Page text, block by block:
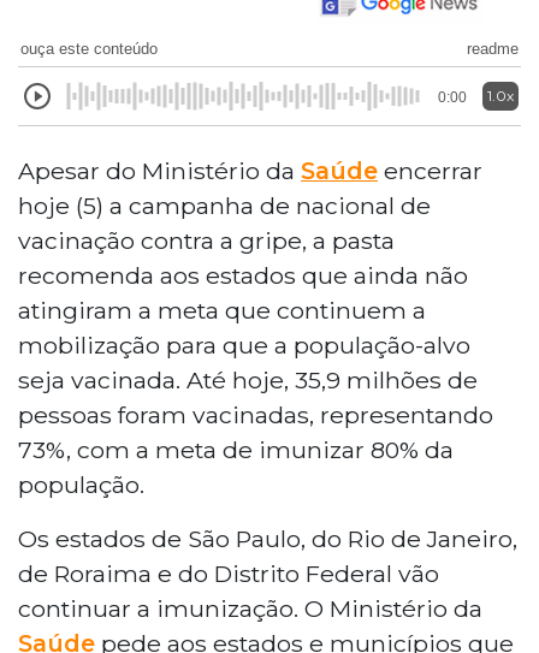
ouça este conteúdo readme
0:00 1.0x
Apesar do Ministério da Saúde encerrar
hoje (5) a campanha de nacional de
vacinação contra a gripe, a pasta
recomenda aos estados que ainda não
atingiram a meta que continuem a
mobilização para que a população-alvo
seja vacinada. Até hoje, 35,9 milhões de
pessoas foram vacinadas, representando
73%, com a meta de imunizar 80% da
população.
Os estados de São Paulo, do Rio de Janeiro,
de Roraima e do Distrito Federal vão
continuar a imunização. O Ministério da
Saúde pede aos estados e municípios que